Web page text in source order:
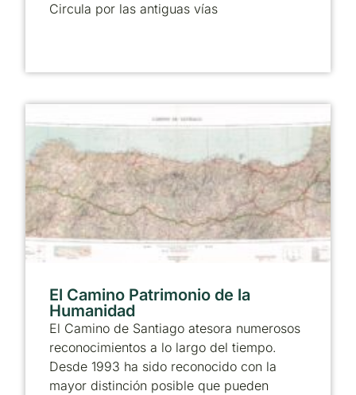
Circula por las antiguas vías
El Camino Patrimonio de la
Humanidad
El Camino de Santiago atesora numerosos
reconocimientos a lo largo del tiempo.
Desde 1993 ha sido reconocido con la
mayor distinción posible que pueden